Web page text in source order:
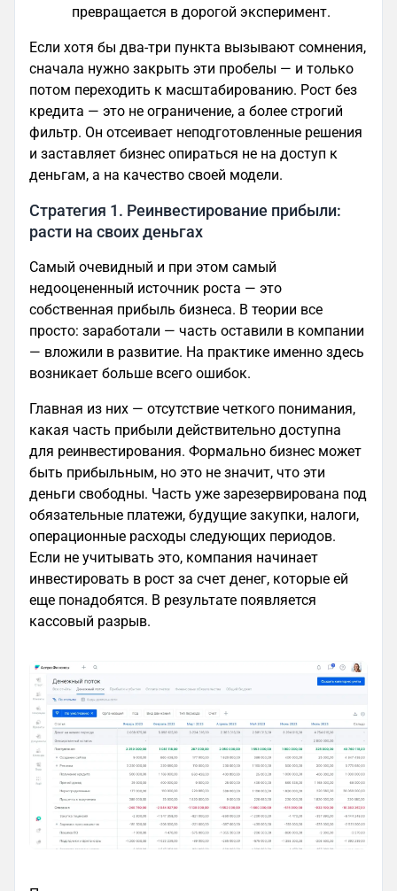
превращается в дорогой эксперимент.
Если хотя бы два-три пункта вызывают сомнения,
сначала нужно закрыть эти пробелы — и только
потом переходить к масштабированию. Рост без
кредита — это не ограничение, а более строгий
фильтр. Он отсеивает неподготовленные решения
и заставляет бизнес опираться не на доступ к
деньгам, а на качество своей модели.
Стратегия 1. Реинвестирование прибыли:
расти на своих деньгах
Самый очевидный и при этом самый
недооцененный источник роста — это
собственная прибыль бизнеса. В теории все
просто: заработали — часть оставили в компании
— вложили в развитие. На практике именно здесь
возникает больше всего ошибок.
Главная из них — отсутствие четкого понимания,
какая часть прибыли действительно доступна
для реинвестирования. Формально бизнес может
быть прибыльным, но это не значит, что эти
деньги свободны. Часть уже зарезервирована под
обязательные платежи, будущие закупки, налоги,
операционные расходы следующих периодов.
Если не учитывать это, компания начинает
инвестировать в рост за счет денег, которые ей
еще понадобятся. В результате появляется
кассовый разрыв.